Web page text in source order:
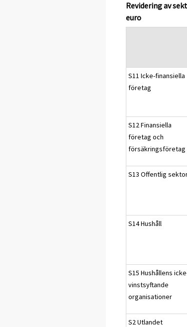
Revidering av
euro
S11 Icke-finansiella
företag
S12 Finansiella
företag och
försäkringsföretag
S13 Offentlig
S14 Hushåll
S15 Hushållens
vinstsyftande
organisationer
S2 Utlandet